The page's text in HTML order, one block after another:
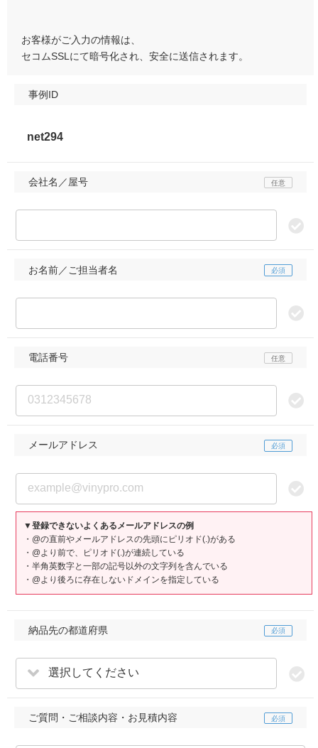
お客様がご入力の情報は、
セコムSSLにて暗号化され、安全に送信されます。
事例ID
会社名／屋号
お名前／ご担当者名
電話番号
メールアドレス
▼登録できないよくあるメールアドレスの例
・@の直前やメールアドレスの先頭にピリオド(.)がある
・@より前で、ピリオド(.)が連続している
・半角英数字と一部の記号以外の文字列を含んでいる
・@より後ろに存在しないドメインを指定している
納品先の都道府県
選択してください
ご質問・ご相談内容・お見積内容